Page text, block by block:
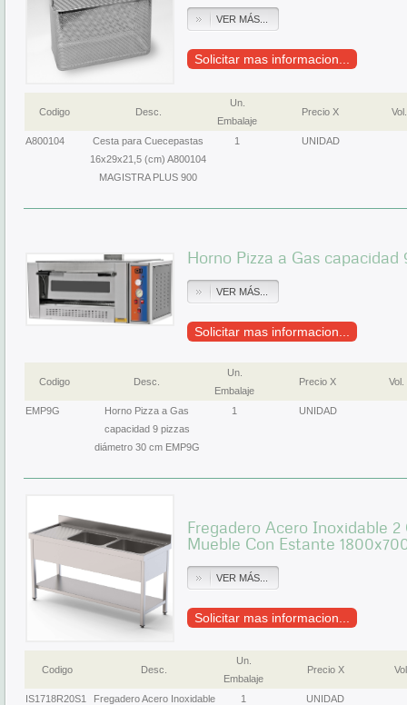
VER MÁS...
Solicitar mas informacion...
Codigo Desc.
Un.
Embalaje
Precio X Vol.
A800104
Cesta para Cuecepastas
16x29x21,5 (cm) A800104
MAGISTRA PLUS 900
1 UNIDAD
Horno Pizza a Gas
VER MÁS...
Solicitar mas informacion...
Codigo Desc.
Un.
Embalaje
Precio X Vol.
EMP9G
Horno Pizza a Gas
capacidad 9 pizzas
diámetro 30 cm EMP9G
1 UNIDAD
Fregadero Acero Inoxidable
Mueble Con Estante
VER MÁS...
Solicitar mas informacion...
Codigo Desc.
Un.
Embalaje
Precio X
IS1718R20S1
Fregadero Acero Inoxidable
1 UNIDAD